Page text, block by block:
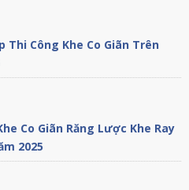
Thi Công Khe Co Giãn Trên
Co Giãn Răng Lược Khe Ray
2025